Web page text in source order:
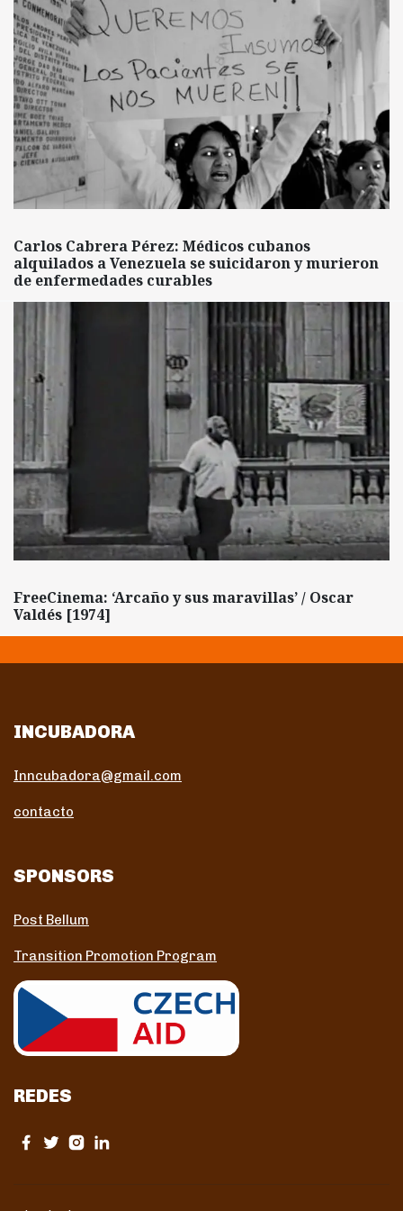
Carlos Cabrera Pérez: Médicos cubanos
alquilados a Venezuela se suicidaron y murieron
de enfermedades curables
FreeCinema: ‘Arcaño y sus maravillas’ / Oscar
Valdés [1974]
INCUBADORA
Inncubadora@gmail.com
contacto
SPONSORS
Post Bellum
Transition Promotion Program
REDES